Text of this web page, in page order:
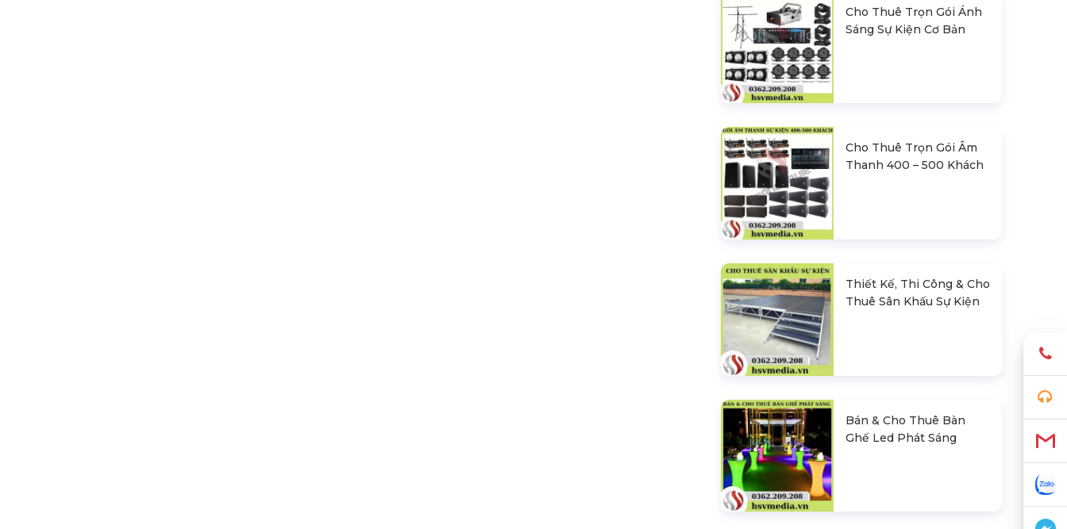
Cho Thuê Trọn Gói Ánh
Sáng Sự Kiện Cơ Bản
Cho Thuê Trọn Gói Âm
Thanh 400 – 500 Khách
Thiết Kế, Thi Công & Cho
Thuê Sân Khấu Sự Kiện
Bán & Cho Thuê Bàn
Ghế Led Phát Sáng